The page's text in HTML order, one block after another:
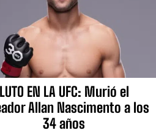
LUTO EN LA UFC: Murió el
Allan Nascimento a los
34 años